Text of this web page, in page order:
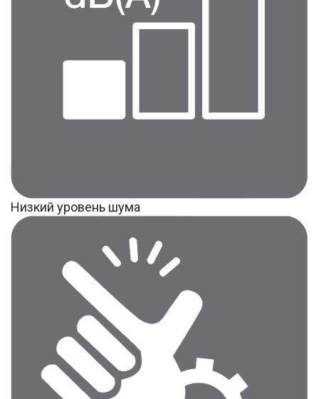
Низкий уровень шума